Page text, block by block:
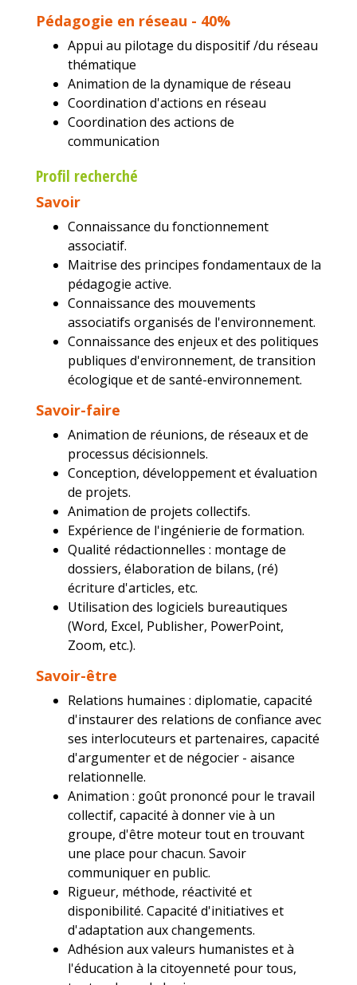
Pédagogie en réseau - 40%
Appui au pilotage du dispositif /du réseau
thématique
Animation de la dynamique de réseau
Coordination d'actions en réseau
Coordination des actions de
communication
Profil recherché
Savoir
Connaissance du fonctionnement
associatif.
Maitrise des principes fondamentaux de la
pédagogie active.
Connaissance des mouvements
associatifs organisés de l'environnement.
Connaissance des enjeux et des politiques
publiques d'environnement, de transition
écologique et de santé-environnement.
Savoir-faire
Animation de réunions, de réseaux et de
processus décisionnels.
Conception, développement et évaluation
de projets.
Animation de projets collectifs.
Expérience de l'ingénierie de formation.
Qualité rédactionnelles : montage de
dossiers, élaboration de bilans, (ré)
écriture d'articles, etc.
Utilisation des logiciels bureautiques
(Word, Excel, Publisher, PowerPoint,
Zoom, etc.).
Savoir-être
Relations humaines : diplomatie, capacité
d'instaurer des relations de confiance avec
ses interlocuteurs et partenaires, capacité
d'argumenter et de négocier - aisance
relationnelle.
Animation : goût prononcé pour le travail
collectif, capacité à donner vie à un
groupe, d'être moteur tout en trouvant
une place pour chacun. Savoir
communiquer en public.
Rigueur, méthode, réactivité et
disponibilité. Capacité d'initiatives et
d'adaptation aux changements.
Adhésion aux valeurs humanistes et à
l'éducation à la citoyenneté pour tous,